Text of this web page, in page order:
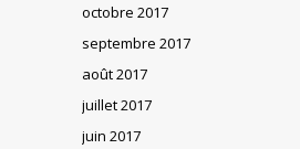
octobre 2017
septembre 2017
août 2017
juillet 2017
juin 2017